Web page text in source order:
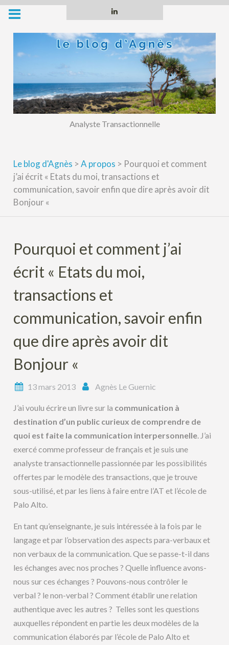
Skip
content
Analyste Transactionnelle
Le blog d'Agnès >A propos > Pourquoi et comment
j’ai écrit « Etats du moi, transactions et
communication, savoir enfin que dire après avoir dit
Bonjour «
Pourquoi et comment j’ai
écrit « Etats du moi,
transactions et
communication, savoir enfin
que dire après avoir dit
Bonjour «
13 mars 2013 Agnès Le Guernic
J’ai voulu écrire un livre sur la communication à
destination d’un public curieux de comprendre de
quoi est faite la communication interpersonnelle. J’ai
exercé comme professeur de français et je suis une
analyste transactionnelle passionnée par les possibilités
offertes par le modèle des transactions, que je trouve
sous-utilisé, et par les liens à faire entre l’AT et l’école de
Palo Alto.
En tant qu’enseignante, je suis intéressée à la fois par le
langage et par l’observation des aspects para-verbaux et
non verbaux de la communication. Que se passe-t-il dans
les échanges avec nos proches ? Quelle influence avons-
nous sur ces échanges ? Pouvons-nous contrôler le
verbal ? le non-verbal ? Comment établir une relation
authentique avec les autres ? Telles sont les questions
auxquelles répondent en partie les deux modèles de la
communication élaborés par l’école de Palo Alto et